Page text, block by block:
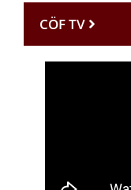
CÖF TV